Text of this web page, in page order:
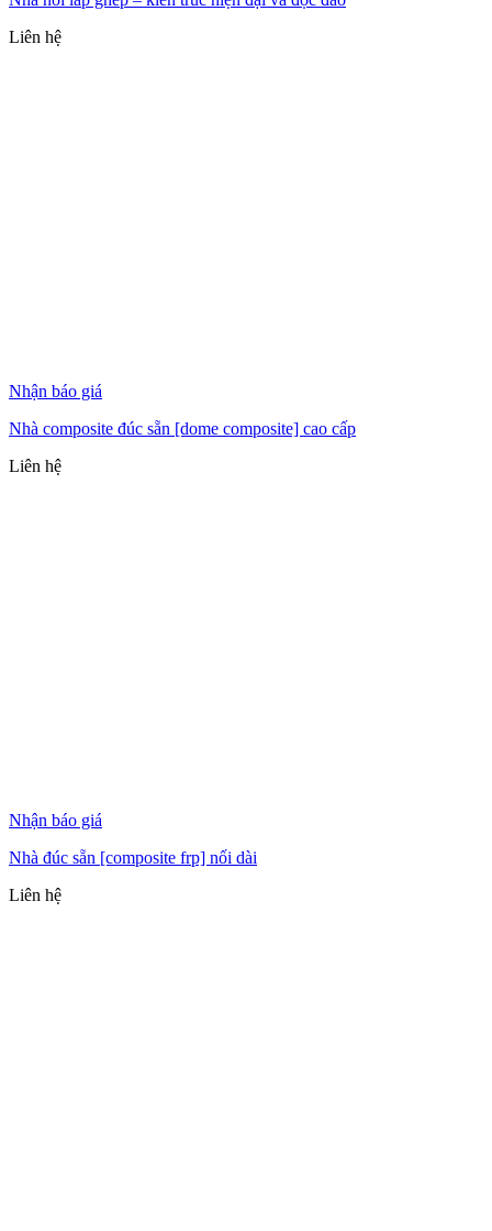
Liên hệ
Nhận báo giá
Nhà composite đúc sẵn [dome composite] cao cấp
Liên hệ
Nhận báo giá
Nhà đúc sẵn [composite frp] nối dài
Liên hệ